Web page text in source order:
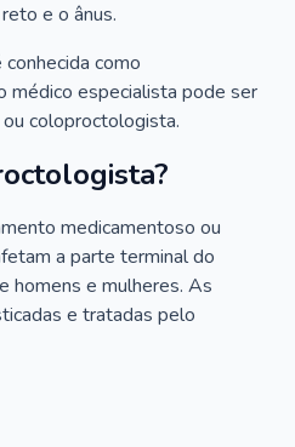
e o ânus.
como
médico especialista pode ser
coloproctologista.
medicamentoso ou
a parte terminal do
homens e mulheres. As
e tratadas pelo